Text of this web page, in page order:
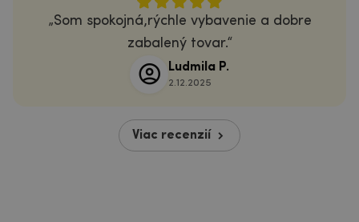
Som spokojná,rýchle vybavenie a dobre
zabalený tovar.
Ludmila P.
2.12.2025
Viac recenzií